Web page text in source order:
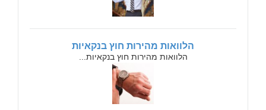
הלוואות מהירות חוץ בנקאיות
הלוואות מהירות חוץ בנקאיות...